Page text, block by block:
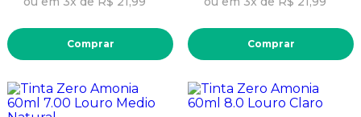
Comprar Comprar